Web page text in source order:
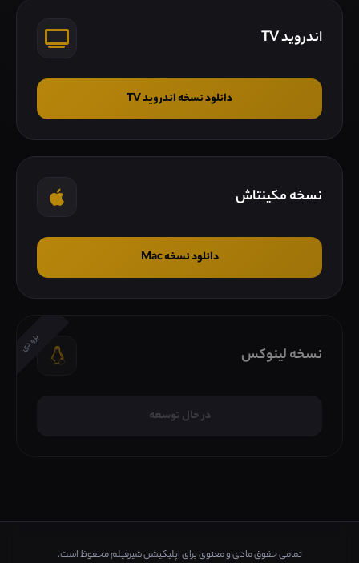
اندروید TV
دانلود نسخه اندروید TV
نسخه مکینتاش
دانلود نسخه Mac
بزودی
نسخه لینوکس
در حال توسعه
تمامی حقوق مادی و معنوی برای اپلیکیشن شیرفیلم محفوظ است.